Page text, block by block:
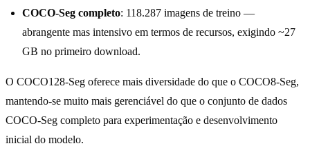
COCO-Seg completo: 118.287 imagens de treino —
abrangente mas intensivo em termos de recursos, exigindo ~27
GB no primeiro download.
O COCO128-Seg oferece mais diversidade do que o COCO8-Seg,
mantendo-se muito mais gerenciável do que o conjunto de dados
COCO-Seg completo para experimentação e desenvolvimento
inicial do modelo.